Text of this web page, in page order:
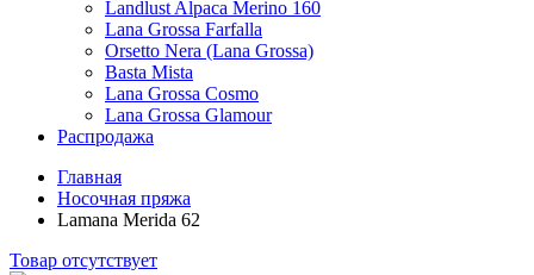
Landlust Alpaca Merino 160
Lana Grossa Farfalla
Orsetto Nera (Lana Grossa)
Basta Mista
Lana Grossa Cosmo
Lana Grossa Glamour
Распродажа
Главная
Носочная пряжа
Lamana Merida 62
Товар отсутствует